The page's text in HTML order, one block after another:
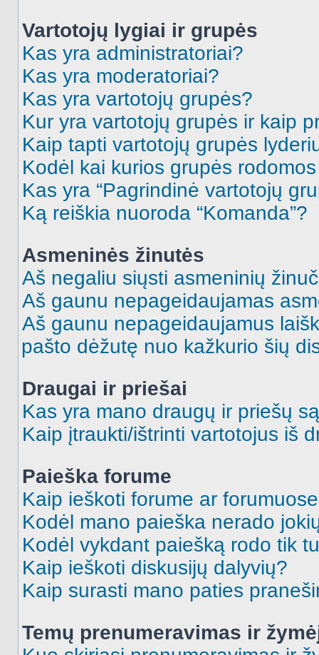
Vartotojų lygiai ir grupės
Kas yra administratoriai?
Kas yra moderatoriai?
Kas yra vartotojų grupės?
Kur yra vartotojų grupės ir kaip
Kaip tapti vartotojų grupės
Kodėl kai kurios grupės
Kas yra “Pagrindinė vartotojų
Ką reiškia nuoroda “Komanda”?
Asmeninės žinutės
Aš negaliu siųsti asmeninių
Aš gaunu nepageidaujamas
Aš gaunu nepageidaujamus
pašto dėžutę nuo kažkurio šių
Draugai ir priešai
Kas yra mano draugų ir priešų
Kaip įtraukti/ištrinti vartotojus iš
Paieška forume
Kaip ieškoti forume ar
Kodėl mano paieška nerado
Kodėl vykdant paiešką rodo tik
Kaip ieškoti diskusijų dalyvių?
Kaip surasti mano paties
Temų prenumeravimas ir